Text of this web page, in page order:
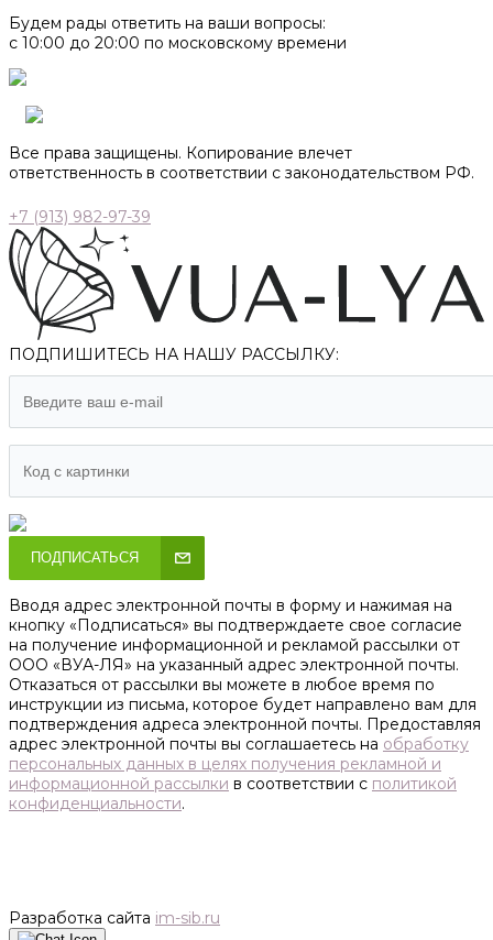
Будем рады ответить на ваши вопросы:
с 10:00 до 20:00 по московскому времени
Все права защищены. Копирование влечет
ответственность в соответствии с законодательством РФ.
+7 (913) 982-97-39
ПОДПИШИТЕСЬ НА НАШУ РАССЫЛКУ:
ПОДПИСАТЬСЯ
Вводя адрес электронной почты в форму и нажимая на
кнопку «Подписаться» вы подтверждаете свое согласие
на получение информационной и рекламой рассылки от
ООО «ВУА-ЛЯ» на указанный адрес электронной почты.
Отказаться от рассылки вы можете в любое время по
инструкции из письма, которое будет направлено вам для
подтверждения адреса электронной почты. Предоставляя
адрес электронной почты вы соглашаетесь на обработку
персональных данных в целях получения рекламной и
информационной рассылки в соответствии с политикой
конфиденциальности.
Разработка сайта im-sib.ru